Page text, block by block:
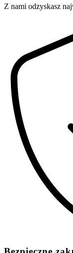
Z nami odzyskasz